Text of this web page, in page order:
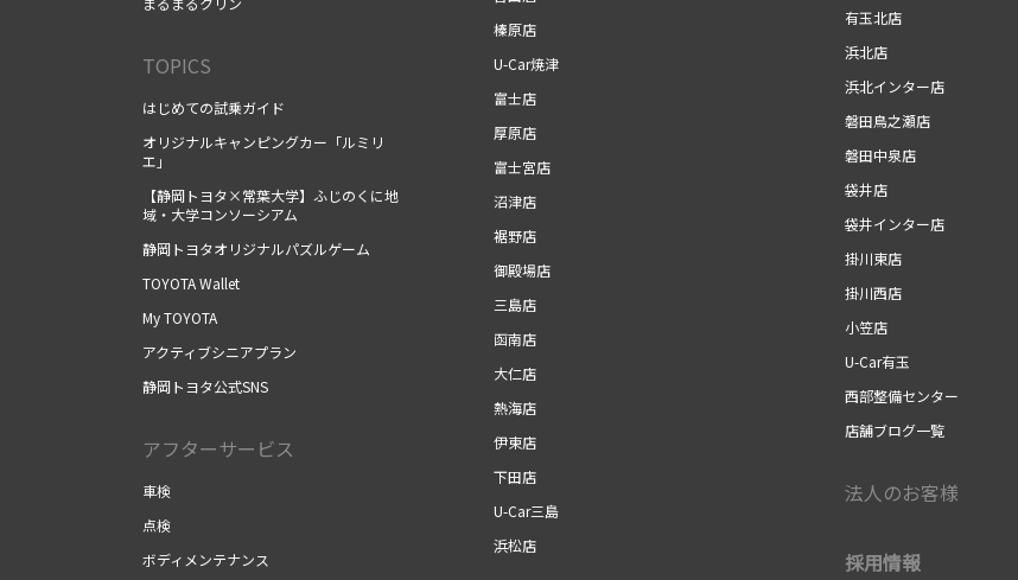
TOPICS
はじめての試乗ガイド
オリジナルキャンピングカー「ルミリ
エ」
【静岡トヨタ×常葉大学】ふじのくに地
域・大学コンソーシアム
静岡トヨタオリジナルパズルゲーム
TOYOTA Wallet
My TOYOTA
アクティブシニアプラン
静岡トヨタ公式SNS
アフターサービス
車検
点検
ボディメンテナンス
榛原店
U-Car焼津
富士店
厚原店
富士宮店
沼津店
裾野店
御殿場店
三島店
函南店
大仁店
熱海店
伊東店
下田店
U-Car三島
浜松店
有玉北店
浜北店
浜北インター店
磐田鳥之瀬店
磐田中泉店
袋井店
袋井インター店
掛川東店
掛川西店
小笠店
U-Car有玉
西部整備センター
店舗ブログ一覧
法人のお客様
採用情報